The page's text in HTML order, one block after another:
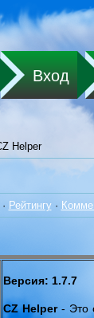
Вход
Helper
· Рейтингу·
Версия: 1.7.7
CZ Helper- Это